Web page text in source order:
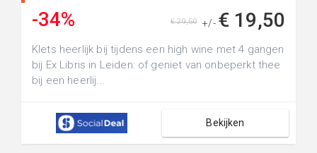
-34% +/- € 19,50
€ 29,50
Klets heerlijk bij tijdens een high wine met 4 gangen
bij Ex Libris in Leiden: of geniet van onbeperkt thee
bij een heerlij...
Bekijken